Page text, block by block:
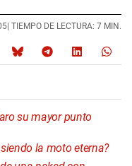
| TIEMPO DE LECTURA: 7 MIN.
su mayor punto
la moto eterna?